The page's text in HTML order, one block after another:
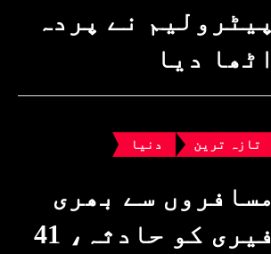
پیٹرولیم نے پردہ
اٹھا دیا
تازہ ترین دنیا
مسافروں سے بھری
فیری کو حادثہ، 41